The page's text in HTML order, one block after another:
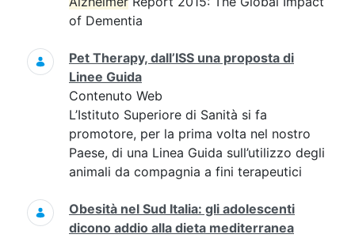
of Dementia
Pet Therapy, dall’ISS una proposta di
Linee Guida
Contenuto Web
L’Istituto Superiore di Sanità si fa
promotore, per la prima volta nel nostro
Paese, di una Linea Guida sull’utilizzo degli
animali da compagnia a fini terapeutici
Obesità nel Sud Italia: gli adolescenti
dicono addio alla dieta mediterranea